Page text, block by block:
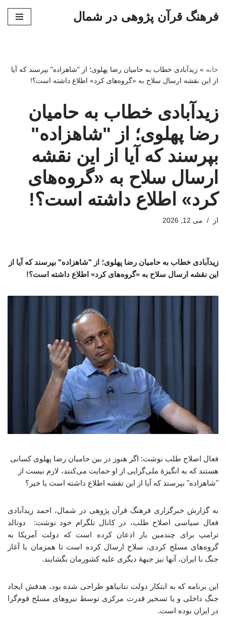
فرهنگ قرآن پژوهی در شمال
خانه » زیدآبادی خطاب به حامیان رضا پهلوی؛ از "شاهزاده" بپرسند که آیا
از این نقشه ارسال سلاح به «گروه‌های کرد» اطلاع داشته است؟!
زیدآبادی خطاب به حامیان
رضا پهلوی؛ از "شاهزاده"
بپرسند که آیا از این نقشه
ارسال سلاح به «گروه‌های
کرد» اطلاع داشته است؟!
از می 12, 2026
زیدآبادی خطاب به حامیان رضا پهلوی؛ از "شاهزاده" بپرسند که آیا از
این نقشه ارسال سلاح به «گروه‌های کرد» اطلاع داشته است؟!
فعال اصلاح طلب نوشت: اگر هنوز در بین حامیان رضا پهلوی کسانی
هستند که به انگیزهٔ ملی‌گرایی از او حمایت می‌کنند، لازم نیست از
"شاهزاده" بپرسند که آیا از این نقشه اطلاع داشته است یا خیر؟
به گزارش خبرگزاری فرهنگ قرآن پژوهی در شمال، احمد زیدآبادی
فعال سیاسی اصلاح طلب، در کانال تلگرام خود نوشت: دونالد
ترامپ برای چندمین بار اذعان کرده است که دولت آمریکا به
گروه‌های مسلح کردی، سلاح ارسال کرده است تا همزمان با آغاز
جنگ با ایران، آنها نیز جبههٔ دیگری علیه کشورمان بگشایند.
این برنامه که به ابتکار دولت نتانیاهو طراحی شده بود، هدفش ایجاد
جنگ داخلی و یا تسخیر قدرت مرکزی توسط نیروهای مسلح قوم‌گرا
در ایران بوده است.